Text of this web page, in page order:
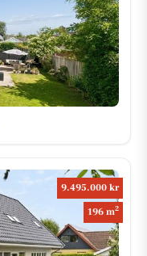
9.495.000 kr
196 m2